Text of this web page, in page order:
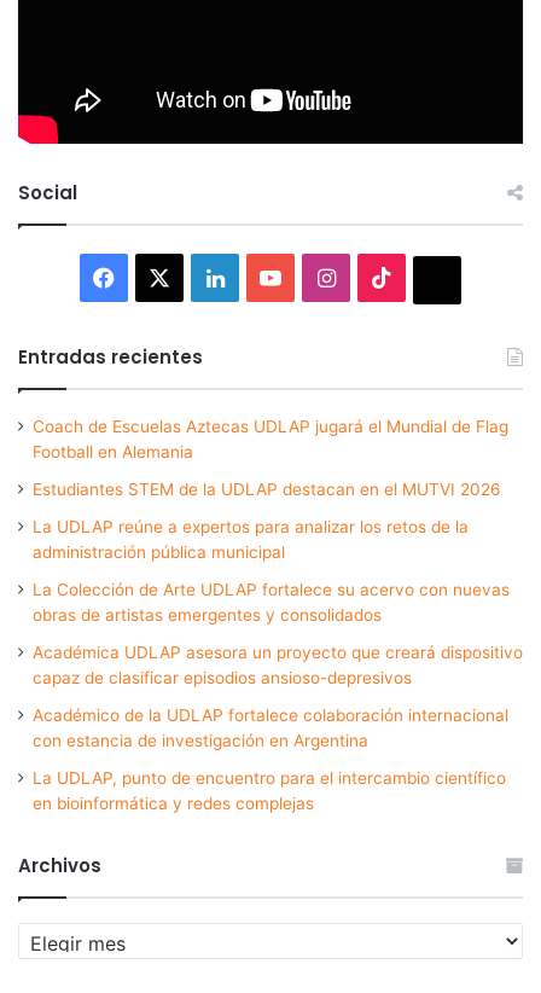
Social
Facebook LinkedInYouTubeInstagram
Entradas recientes
Coach de Escuelas Aztecas UDLAP jugará el Mundial de Flag
Football en Alemania
Estudiantes STEM de la UDLAP destacan en el MUTVI 2026
La UDLAP reúne a expertos para analizar los retos de la
administración pública municipal
La Colección de Arte UDLAP fortalece su acervo con nuevas
obras de artistas emergentes y consolidados
Académica UDLAP asesora un proyecto que creará dispositivo
capaz de clasificar episodios ansioso-depresivos
Académico de la UDLAP fortalece colaboración internacional
con estancia de investigación en Argentina
La UDLAP, punto de encuentro para el intercambio científico
en bioinformática y redes complejas
Archivos
Archivos